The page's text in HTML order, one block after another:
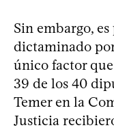
Sin embargo,
dictaminado
único factor
39 de los 40
Temer en la
Justicia